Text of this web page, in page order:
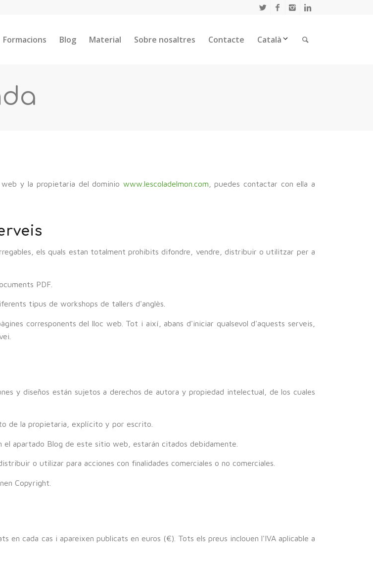
Formacions Blog Material Sobre nosaltres Contacte Català
y la propietaria del dominio www.lescoladelmon.com , puedes contactar con ella a
els quals estan totalment prohibits difondre, vendre, distribuir o utilitzar per a
PDF.
tipus de workshops de tallers d'anglès.
corresponents del lloc web. Tot i així, abans d'iniciar qualsevol d'aquests serveis,
y diseños están sujetos a derechos de autora y propiedad intelectual, de los cuales
de la propietaria, explícito y por escrito.
apartado Blog de este sitio web, estarán citados debidamente.
o utilizar para acciones con finalidades comerciales o no comerciales.
Copyright.
en cada cas i apareixen publicats en euros (€). Tots els preus inclouen l'IVA aplicable a